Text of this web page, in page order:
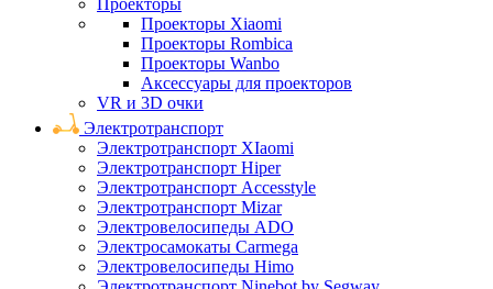
Проекторы
Проекторы Xiaomi
Проекторы Rombica
Проекторы Wanbo
Аксессуары для проекторов
VR и 3D очки
Электротранспорт
Электротранспорт XIaomi
Электротранспорт Hiper
Электротранспорт Accesstyle
Электротранспорт Mizar
Электровелосипеды ADO
Электросамокаты Carmega
Электровелосипеды Himo